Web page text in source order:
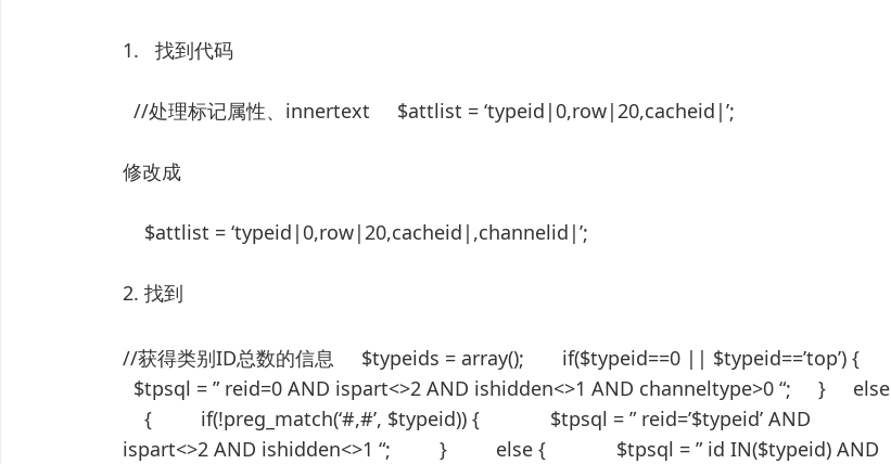
1. 找到代码
//处理标记属性、innertext $attlist = ‘typeid|0,row|20,cacheid|’;
修改成
$attlist = ‘typeid|0,row|20,cacheid|,channelid|’;
2. 找到
//获得类别ID总数的信息 $typeids = array(); if($typeid==0 || $typeid==’top’) {
$tpsql = ” reid=0 AND ispart<>2 AND ishidden<>1 AND channeltype>0 “; } else
{ if(!preg_match(‘#,#’, $typeid)) { $tpsql = ” reid=’$typeid’ AND
ispart<>2 AND ishidden<>1 “; } else { $tpsql = ” id IN($typeid) AND